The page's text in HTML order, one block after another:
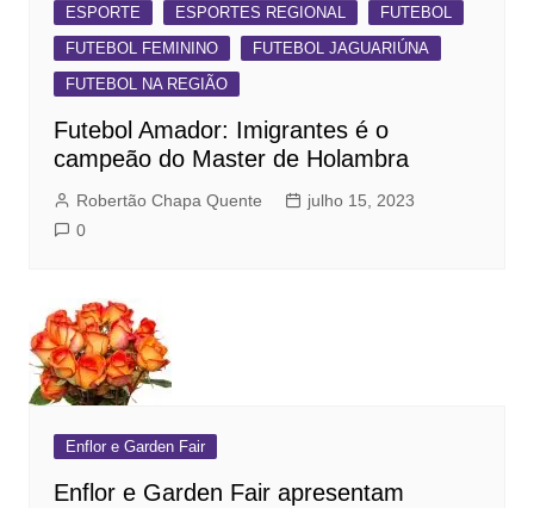
ESPORTE ESPORTES REGIONAL
FUTEBOL
FUTEBOL FEMININO
FUTEBOL JAGUARIÚNA
FUTEBOL NA REGIÃO
Futebol Amador: Imigrantes é o
campeão do Master de Holambra
Robertão Chapa Quente
julho 15, 2023
0
Enflor e Garden Fair
Enflor e Garden Fair apresentam